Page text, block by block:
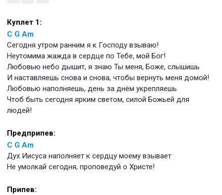
Куплет 1:
C G Am
Сегодня утром ранним я к Господу взываю!
Неутомима жажда в сердце по Тебе, мой Бог!
Любовью небо дышит, я знаю Ты меня, Боже, слышишь
И наставляешь снова и снова, чтобы вернуть меня домой!
Любовью наполняешь, день за днём укрепляешь
Чтоб быть сегодня ярким светом, силой Божьей для
людей!
Предприпев:
C G Am
Дух Иисуса наполняет к сердцу моему взывает
Не умолкай сегодня, проповедуй о Христе!
Припев: